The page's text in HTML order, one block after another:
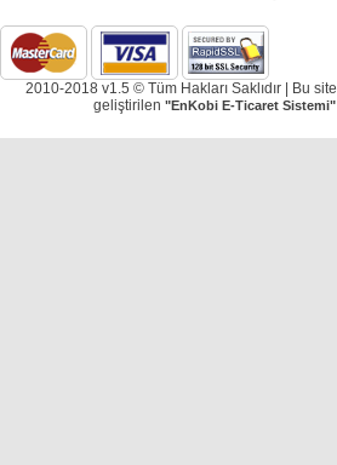
2010-2018 v1.5 © Tüm Hakları Saklıdır | Bu site
geliştirilen "EnKobi E-Ticaret Sistemi"